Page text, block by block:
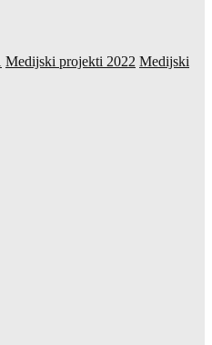
Medijski projekti 2022 Medijski